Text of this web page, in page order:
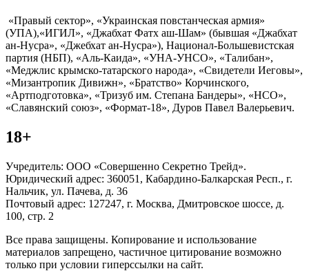
«Правый сектор», «Украинская повстанческая армия»
(УПА),«ИГИЛ», «Джабхат Фатх аш-Шам» (бывшая «Джабхат
ан-Нусра», «Джебхат ан-Нусра»), Национал-Большевистская
партия (НБП), «Аль-Каида», «УНА-УНСО», «Талибан»,
«Меджлис крымско-татарского народа», «Свидетели Иеговы»,
«Мизантропик Дивижн», «Братство» Корчинского,
«Артподготовка», «Тризуб им. Степана Бандеры», «НСО»,
«Славянский союз», «Формат-18», Дуров Павел Валерьевич.
18+
Учредитель: ООО «Совершенно Секретно Трейд».
Юридический адрес: 360051, Кабардино-Балкарская Респ., г.
Нальчик, ул. Пачева, д. 36
Почтовый адрес: 127247, г. Москва, Дмитровское шоссе, д.
100, стр. 2
Все права защищены. Копирование и использование
материалов запрещено, частичное цитирование возможно
только при условии гиперссылки на сайт.